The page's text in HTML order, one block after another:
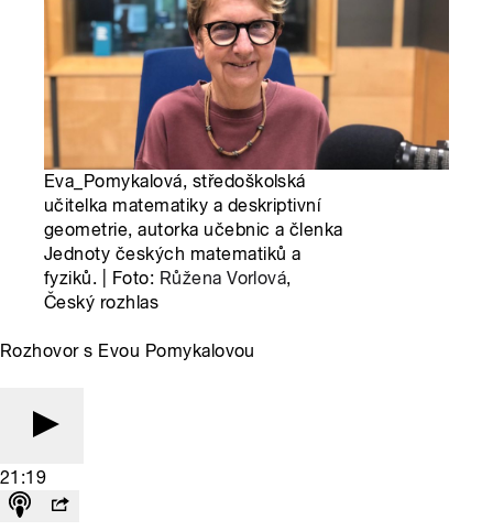
Eva_Pomykalová, středoškolská
učitelka matematiky a deskriptivní
geometrie, autorka učebnic a členka
Jednoty českých matematiků a
fyziků. | Foto: Růžena Vorlová,
Český rozhlas
Rozhovor s Evou Pomykalovou
21:19